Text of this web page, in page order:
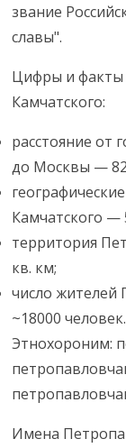
звание
славы".
Цифры и факты
Камчатского:
расстояние от
до Москвы —
Камчатского —
территория
кв. км;
число жителей
~18000 человек.
Этнохороним:
Имена